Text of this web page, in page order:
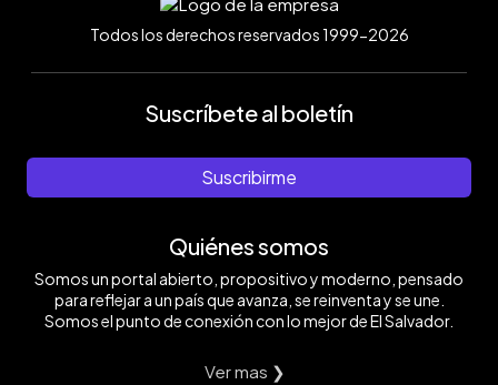
Todos los derechos reservados 1999-2026
Suscríbete al boletín
Suscribirme
Quiénes somos
Somos un portal abierto, propositivo y moderno, pensado
para reflejar a un país que avanza, se reinventa y se une.
Somos el punto de conexión con lo mejor de El Salvador.
Ver mas ❯